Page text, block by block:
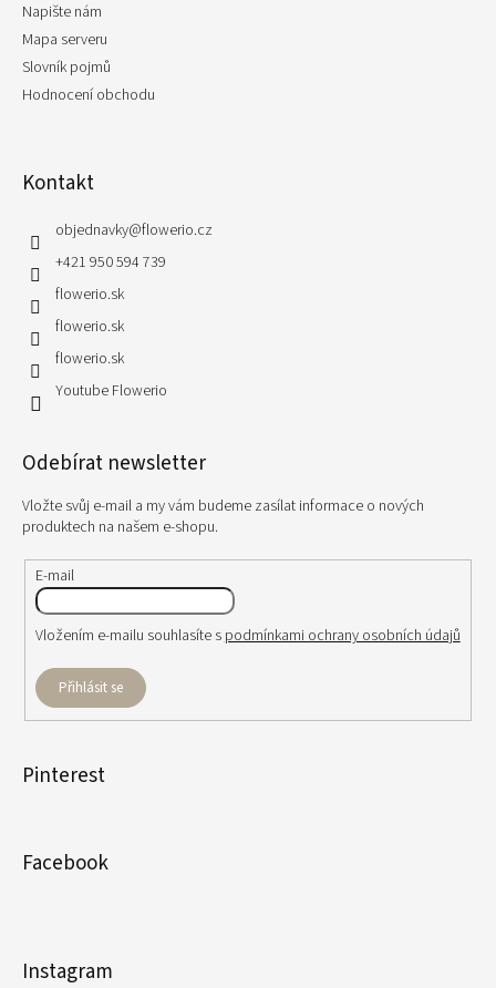
Napište nám
Mapa serveru
Slovník pojmů
Hodnocení obchodu
Kontakt
objednavky@flowerio.cz
+421 950 594 739
flowerio.sk
flowerio.sk
flowerio.sk
Youtube Flowerio
Odebírat newsletter
Vložte svůj e-mail a my vám budeme zasílat informace o nových
produktech na našem e-shopu.
E-mail
Vložením e-mailu souhlasíte spodmínkami ochrany osobních údajů
Přihlásit se
Pinterest
Facebook
Instagram